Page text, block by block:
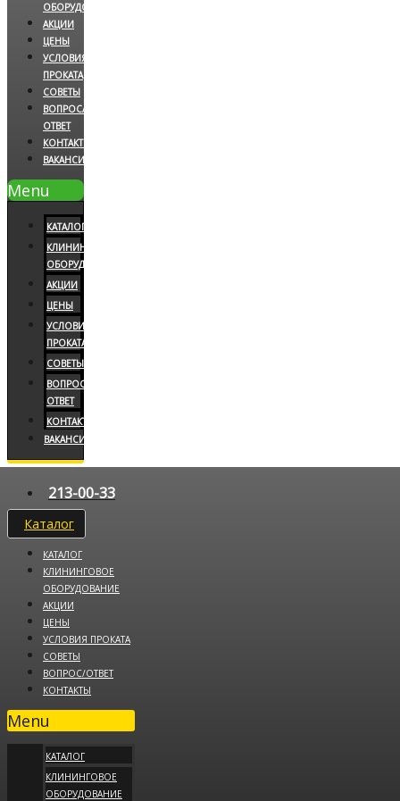
ОБОРУДОВАНИЕ
АКЦИИ
ЦЕНЫ
УСЛОВИЯ
ПРОКАТА
СОВЕТЫ
ВОПРОС/
ОТВЕТ
КОНТАКТЫ
ВАКАНСИИ
Menu
КАТАЛОГ
КЛИНИНГОВОЕ
ОБОРУДОВАНИЕ
АКЦИИ
ЦЕНЫ
УСЛОВИЯ
ПРОКАТА
СОВЕТЫ
ВОПРОС/
ОТВЕТ
КОНТАКТЫ
ВАКАНСИИ
213-00-33
Каталог
КАТАЛОГ
КЛИНИНГОВОЕ
ОБОРУДОВАНИЕ
АКЦИИ
ЦЕНЫ
УСЛОВИЯ ПРОКАТА
СОВЕТЫ
ВОПРОС/ОТВЕТ
КОНТАКТЫ
Menu
КАТАЛОГ
КЛИНИНГОВОЕ
ОБОРУДОВАНИЕ